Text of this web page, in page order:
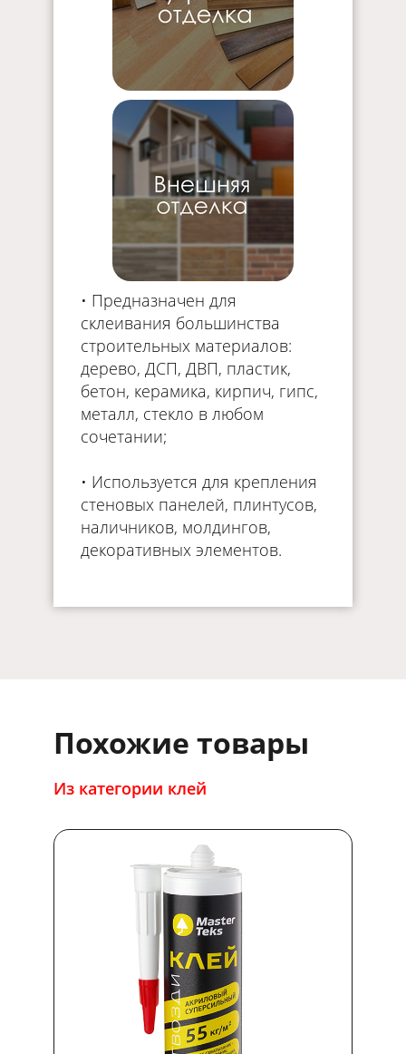
• Предназначен для
склеивания большинства
строительных материалов:
дерево, ДСП, ДВП, пластик,
бетон, керамика, кирпич, гипс,
металл, стекло в любом
сочетании;
• Используется для крепления
стеновых панелей, плинтусов,
наличников, молдингов,
декоративных элементов.
Похожие товары
Из категории клей